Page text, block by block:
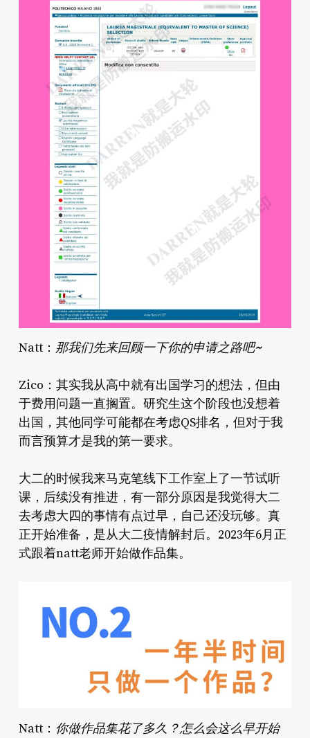
Natt： 那我们先来回顾一下你的申请之路吧~
Zico：其实我从高中就有出国学习的想法，但由
于费用问题一直搁置。研究生这个阶段也没想着
出国，其他同学可能都在考虑QS排名，但对于我
而言预算才是我的第一要求。
大二的时候我来马克笔线下工作室上了一节试听
课，后续没有推进，有一部分原因是我觉得大二
去考虑大四的事情有点过早，自己还没玩够。真
正开始准备，是从大二疫情解封后。2023年6月正
式跟着natt老师开始做作品集。
Natt： 你做作品集花了多久？怎么会这么早开始